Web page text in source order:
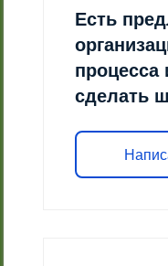
Есть
процесса
сделать